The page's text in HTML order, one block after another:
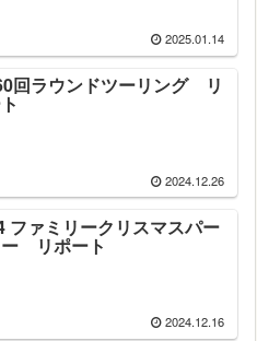
2025.01.14
回ラウンドツーリング リ
2024.12.26
ファミリークリスマスパー
リポート
2024.12.16